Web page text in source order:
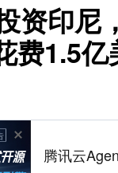
资印尼
费1.5
腾讯云